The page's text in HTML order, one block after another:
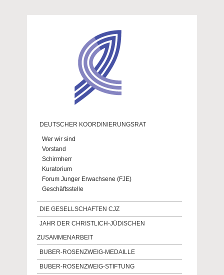
DEUTSCHER KOORDINIERUNGSRAT
Wer wir sind
Vorstand
Schirmherr
Kuratorium
Forum Junger Erwachsene (FJE)
Geschäftsstelle
DIE GESELLSCHAFTEN CJZ
JAHR DER CHRISTLICH-JÜDISCHEN
ZUSAMMENARBEIT
BUBER-ROSENZWEIG-MEDAILLE
BUBER-ROSENZWEIG-STIFTUNG